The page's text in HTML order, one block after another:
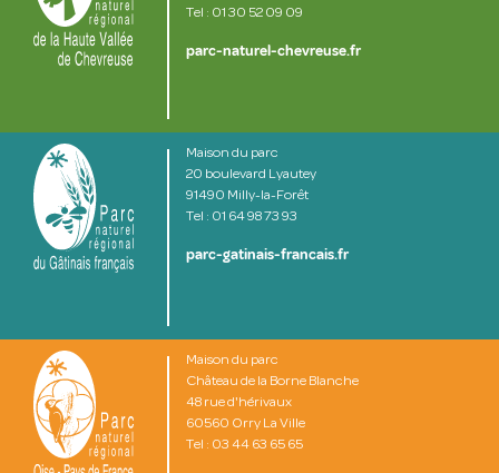
Tel : 01 30 52 09 09
parc-naturel-chevreuse.fr
Maison du parc
20 boulevard Lyautey
91490 Milly-la-Forêt
Tel : 01 64 98 73 93
parc-gatinais-francais.fr
Maison du parc
Château de la Borne Blanche
48 rue d'hérivaux
60560 Orry La Ville
Tel : 03 44 63 65 65